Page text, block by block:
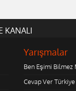
KANALI
Yarışmalar
Ben Eşimi Bilmez
Cevap Ver Türkiye